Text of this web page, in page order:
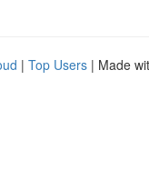
| Top Users | Made